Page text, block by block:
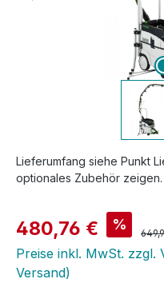
Lieferumfang siehe Punkt
optionales Zubehör zeigen.
Verkaufspreis:
480,76 € %
Preise inkl. MwSt. zzgl.
Versand)